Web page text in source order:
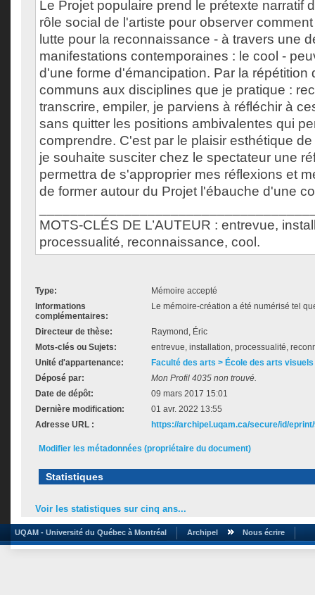
Le Projet populaire prend le prétexte narratif
rôle social de l'artiste pour observer
lutte pour la reconnaissance - à travers une
manifestations contemporaines : le cool -
d'une forme d'émancipation. Par la répétition
communs aux disciplines que je pratique :
transcrire, empiler, je parviens à réfléchir à
sans quitter les positions ambivalentes qui
comprendre. C'est par le plaisir esthétique
je souhaite susciter chez le spectateur une
permettra de s'approprier mes réflexions et
de former autour du Projet l'ébauche d'une
MOTS-CLÉS DE L’AUTEUR : entrevue,
processualité, reconnaissance, cool.
Type:
Mémoire accepté
Informations
complémentaires:
Le mémoire-création a été numérisé tel
Directeur de thèse:
Raymond, Éric
Mots-clés ou Sujets:
entrevue, installation, processualité,
Unité d'appartenance:
Faculté des arts > École des arts
Déposé par:
Mon Profil 4035 non trouvé.
Date de dépôt:
09 mars 2017 15:01
Dernière modification:
01 avr. 2022 13:55
Adresse URL :
https://archipel.uqam.ca/secure/id/
Modifier les métadonnées (propriétaire du document)
Statistiques
Voir les statistiques sur cinq ans...
UQAM - Université du Québec à Montréal Archipel Nous écrire